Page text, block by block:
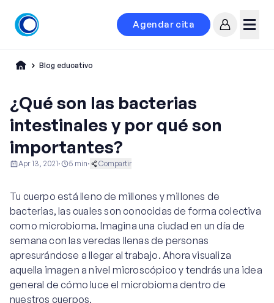
Agendar cita
Blog educativo
¿Qué son las bacterias
intestinales y por qué son
importantes?
Apr 13, 2021· 5 min· Compartir
Educación al Paciente Ginecología y Obstetricia
Tu cuerpo está lleno de millones y millones de
bacterias, las cuales son conocidas de forma colectiva
como microbioma. Imagina una ciudad en un día de
semana con las veredas llenas de personas
apresurándose a llegar al trabajo. Ahora visualiza
aquella imagen a nivel microscópico y tendrás una idea
general de cómo luce el microbioma dentro de
nuestros cuerpos.